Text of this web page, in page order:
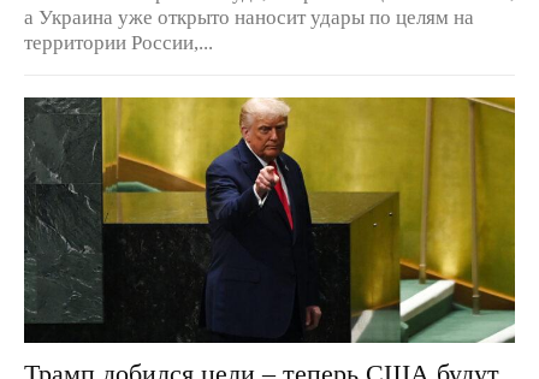
а Украина уже открыто наносит удары по целям на
территории России,...
Трамп добился цели – теперь США будут